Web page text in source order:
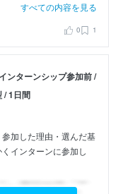
すべての内容を見る
0 1
ンターンシップ参加前 /
/ 1日間
加した理由・選んだ基
インターンに参加し